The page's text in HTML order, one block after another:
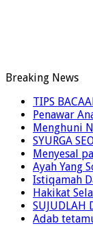
Breaking News
TIPS
Penawar
Menghuni
SYURGA
Menyesal
Ayah Yang
Istiqamah
Hakikat
SUJUDLAH
Adab